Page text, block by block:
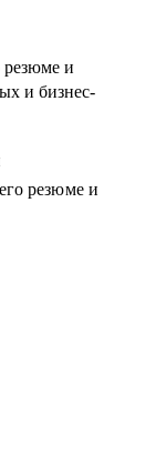
ответами для
рынка, как
и какие
резюме и
и бизнес-
резюме и